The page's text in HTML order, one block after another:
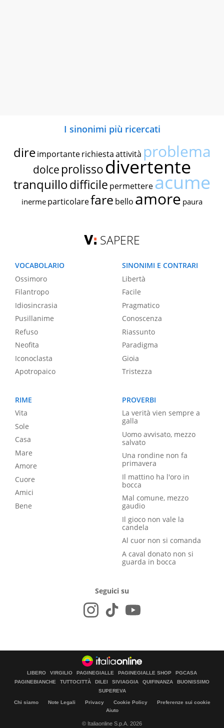
I sinonimi più ricercati
dire importante richiestaattività problema
dolce prolissodivertente
tranquillodifficile permettereacume
inerme particolarefare bello amore paura
SAPERE
VOCABOLARIO
Ossimoro
Filantropo
Idiosincrasia
Pusillanime
Refuso
Neofita
Iconoclasta
Apotropaico
SINONIMI E CONTRARI
Libertà
Facile
Pragmatico
Conoscenza
Riassunto
Paradigma
Gioia
Tristezza
RIME
Vita
Sole
Casa
Mare
Amore
Cuore
Amici
Bene
PROVERBI
La verità vien sempre a
galla
Uomo avvisato, mezzo
salvato
Una rondine non fa
primavera
Il mattino ha l'oro in
bocca
Mal comune, mezzo
gaudio
Il gioco non vale la
candela
Al cuor non si comanda
A caval donato non si
guarda in bocca
Seguici su
LIBERO VIRGILIO PAGINEGIALLE PAGINEGIALLE SHOP
PGCASA
PAGINEBIANCHE
TUTTOCITTÀ DILEI SIVIAGGIA QUIFINANZA
BUONISSIMO
SUPEREVA
Chi siamo Note Legali Privacy Cookie Policy
Preferenze sui cookie
Aiuto
© Italiaonline S.p.A. 2026